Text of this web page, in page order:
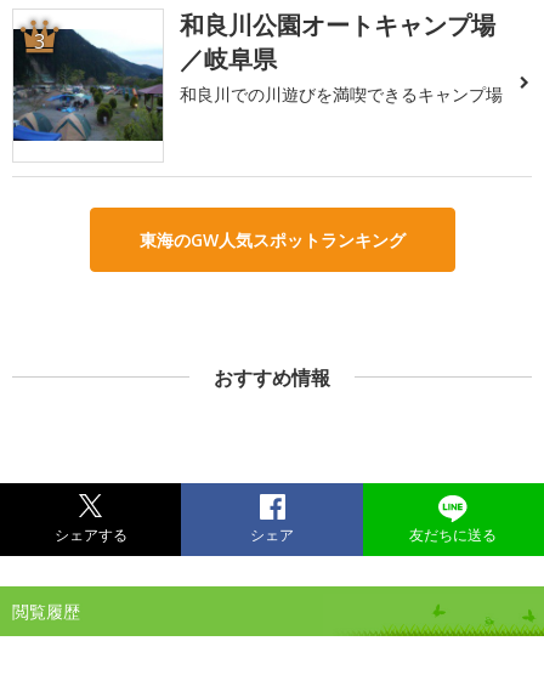
3
和良川公園オートキャンプ場
／岐阜県
和良川での川遊びを満喫できるキャンプ場
東海のGW人気スポットランキング
おすすめ情報
シェアする シェア 友だちに送る
閲覧履歴